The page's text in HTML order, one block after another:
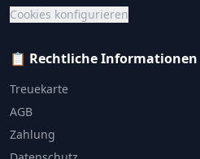
Cookies konfigurieren
📋 Rechtliche Informationen
Treuekarte
AGB
Zahlung